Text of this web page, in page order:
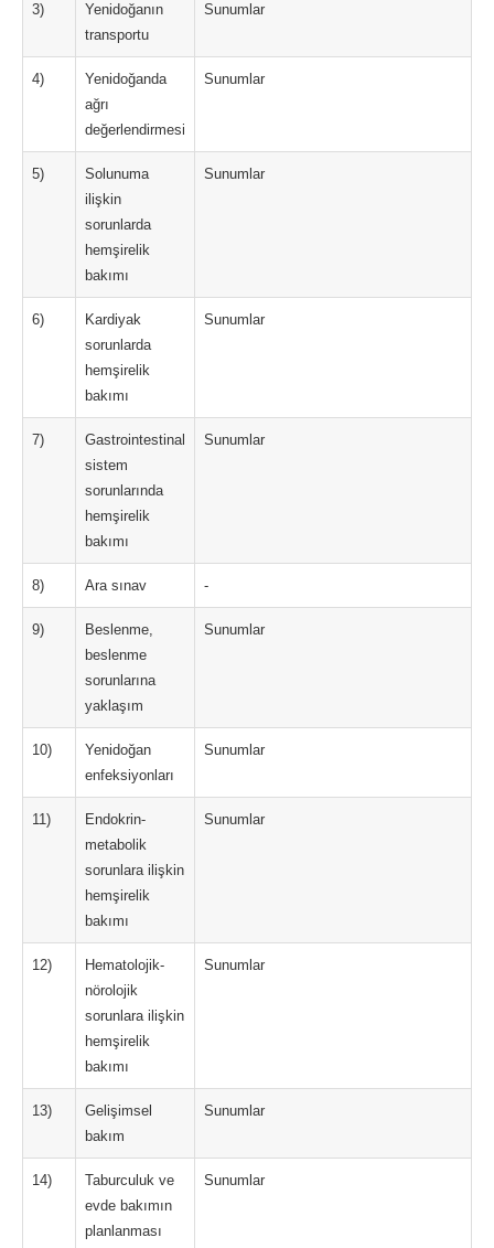
3)
Yenidoğanın
transportu
Sunumlar
4)
Yenidoğanda
ağrı
değerlendirmesi
Sunumlar
5)
Solunuma
ilişkin
sorunlarda
hemşirelik
bakımı
Sunumlar
6)
Kardiyak
sorunlarda
hemşirelik
bakımı
Sunumlar
7)
Gastrointestinal
sistem
sorunlarında
hemşirelik
bakımı
Sunumlar
8) Ara sınav -
9)
Beslenme,
beslenme
sorunlarına
yaklaşım
Sunumlar
10)
Yenidoğan
enfeksiyonları
Sunumlar
11)
Endokrin-
metabolik
sorunlara ilişkin
hemşirelik
bakımı
Sunumlar
12)
Hematolojik-
nörolojik
sorunlara ilişkin
hemşirelik
bakımı
Sunumlar
13)
Gelişimsel
bakım
Sunumlar
14)
Taburculuk ve
evde bakımın
planlanması
Sunumlar